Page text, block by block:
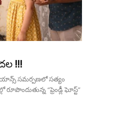
!!!
సమర్పణలో సత్యం
“ఫ్రెండ్లీ ఘోస్ట్”